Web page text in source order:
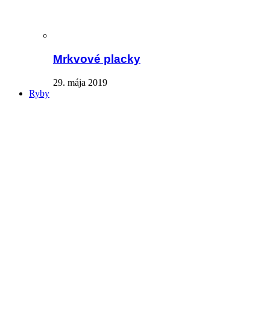
Mrkvové placky
29. mája 2019
Ryby